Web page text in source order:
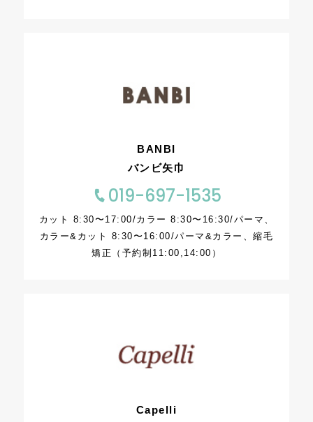
BANBI
バンビ矢巾
019-697-1535
カット 8:30〜17:00/カラー 8:30〜16:30/パーマ、
カラー&カット 8:30〜16:00/パーマ&カラー、縮毛
矯正（予約制11:00,14:00）
Capelli